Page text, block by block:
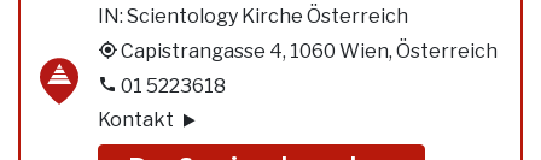
IN: Scientology Kirche Österreich
Capistrangasse 4, 1060 Wien, Österreich
01 5223618
Kontakt